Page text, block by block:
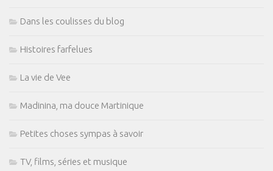
Dans les coulisses du blog
Histoires farfelues
La vie de Vee
Madinina, ma douce Martinique
Petites choses sympas à savoir
TV, films, séries et musique